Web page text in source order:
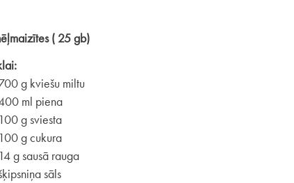
( 25 gb)
g kviešu miltu
ml piena
g sviesta
g cukura
g sausā rauga
sāls